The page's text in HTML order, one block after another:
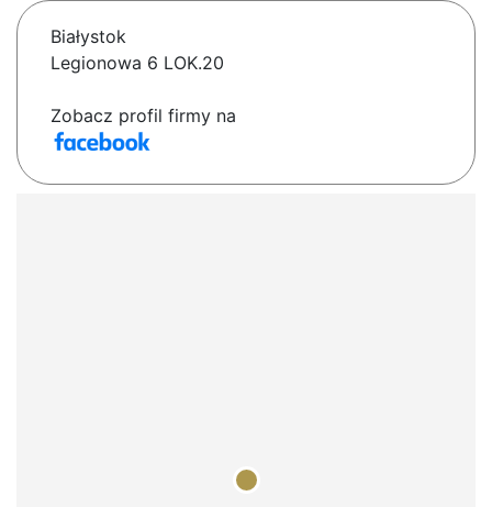
Białystok
Legionowa 6 LOK.20
Zobacz profil firmy na